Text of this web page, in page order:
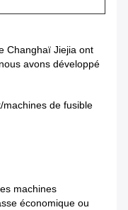
Changhaï Jiejia ont
avons développé
de fusible
machines
économique ou